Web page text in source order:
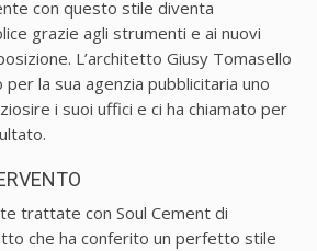
con questo stile diventa
grazie agli strumenti e ai nuovi
L’architetto Giusy Tomasello
la sua agenzia pubblicitaria uno
i suoi uffici e ci ha chiamato per
trattate con Soul Cement di
che ha conferito un perfetto stile